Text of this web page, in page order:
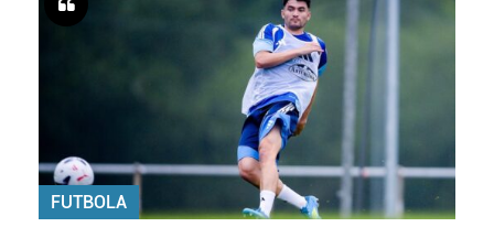
FUTBOLA